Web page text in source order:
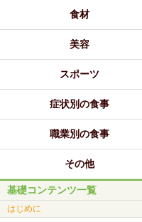
食材
美容
スポーツ
症状別の食事
職業別の食事
その他
基礎コンテンツ一覧
はじめに